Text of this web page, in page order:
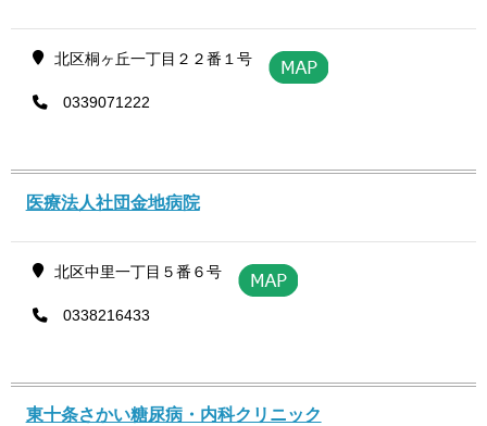
北区桐ヶ丘一丁目２２番１号
0339071222
医療法人社団金地病院
北区中里一丁目５番６号
0338216433
東十条さかい糖尿病・内科クリニック